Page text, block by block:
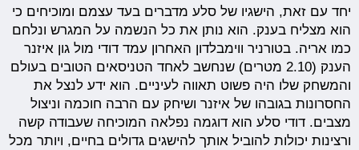
יחד עם זאת, הישגיו של סלע מדברים בעד עצמם ומוכיחים כי
הוא מצליח בענק. הוא נותן את כל הנשמה על המגרש ונלחם
כמו אריה. בטורניר ווימבלדון האחרון עמד דודי מול גון איזנר
הענק (2.10 מטרים) שנחשב לאחד הטניסאים הטובים בעולם
והמשחק שלו היה פשוט תאווה לעיניים. הוא ידע לנצל את
החסרונות בגובהו של איזנר ושיחק עם הרבה חוכמה וניצול
מצבים. דודי סלע הוא דוגמה נפלאה המוכיחה שעבודה קשה
ורצינות יכולות להוביל אותך להישגים גדולים בחיים, ויותר מכל